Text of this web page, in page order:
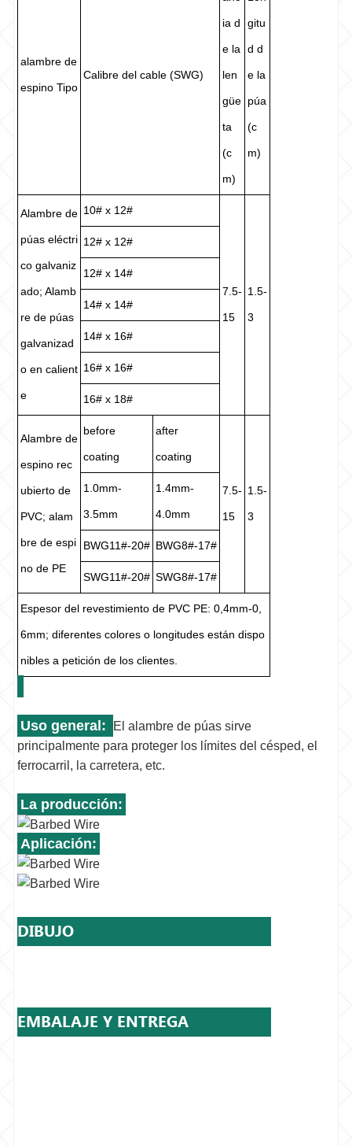
alambre de
espino Tipo
Calibre del cable (SWG)
ia d
e la
len
güe
ta
(c
m)
gitu
d d
e la
púa
(c
m)
Alambre de
púas eléctri
co galvaniz
ado; Alamb
re de púas
galvanizad
o en calient
e
10# x 12#
7.5-
15
1.5-
3
12# x 12#
12# x 14#
14# x 14#
14# x 16#
16# x 16#
16# x 18#
Alambre de
espino rec
ubierto de
PVC; alam
bre de espi
no de PE
before
coating
after
coating
7.5-
15
1.5-
3
1.0mm-
3.5mm
1.4mm-
4.0mm
BWG11#-20# BWG8#-17#
SWG11#-20# SWG8#-17#
Espesor del revestimiento de PVC PE: 0,4mm-0,
6mm; diferentes colores o longitudes están dispo
nibles a petición de los clientes.
Uso general:
El alambre de púas sirve
principalmente para proteger los límites del césped, el
ferrocarril, la carretera, etc.
La producción:
Aplicación:
DIBUJO
EMBALAJE Y ENTREGA